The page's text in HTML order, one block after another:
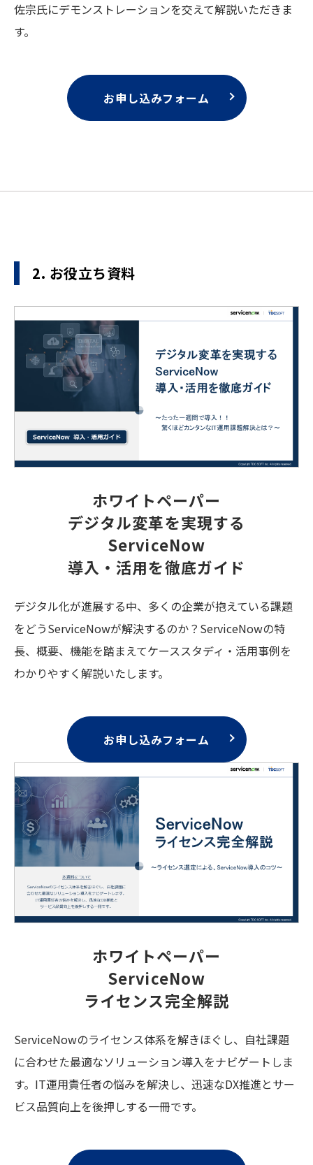
佐宗氏にデモンストレーションを交えて解説いただきま
す。
お申し込みフォーム
2. お役立ち資料
ホワイトペーパー
デジタル変革を実現する
ServiceNow
導入・活用を徹底ガイド
デジタル化が進展する中、多くの企業が抱えている課題
をどうServiceNowが解決するのか？ServiceNowの特
長、概要、機能を踏まえてケーススタディ・活用事例を
わかりやすく解説いたします。
お申し込みフォーム
ホワイトペーパー
ServiceNow
ライセンス完全解説
ServiceNowのライセンス体系を解きほぐし、自社課題
に合わせた最適なソリューション導入をナビゲートしま
す。IT運用責任者の悩みを解決し、迅速なDX推進とサー
ビス品質向上を後押しする一冊です。